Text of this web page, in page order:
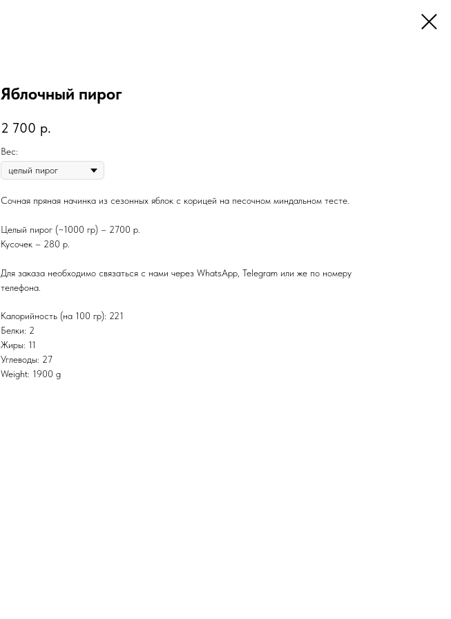
Яблочный пирог
2 700 р.
Вес:
Сочная пряная начинка из сезонных яблок с корицей на песочном миндальном тесте.
Целый пирог (~1000 гр) – 2700 р.
Кусочек – 280 р.
Для заказа необходимо связаться с нами через WhatsApp, Telegram или же по номеру
телефона.
Калорийность (на 100 гр): 221
Белки: 2
Жиры: 11
Углеводы: 27
Weight: 1900 g